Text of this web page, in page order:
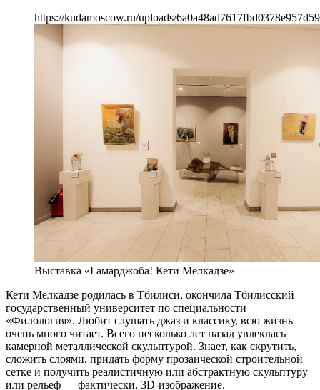
https://kudamoscow.ru/uploads/
Выставка «Гамарджоба! Кети Мелкадзе»
Кети Мелкадзе родилась в Тбилиси, окончила Тбилисский
государственный университет по специальности
«Филология». Любит слушать джаз и классику, всю жизнь
очень много читает. Всего несколько лет назад увлеклась
камерной металлической скульптурой. Знает, как скрутить,
сложить слоями, придать форму прозаической строительной
сетке и получить реалистичную или абстрактную скульптуру
или рельеф — фактически, 3D-изображение.